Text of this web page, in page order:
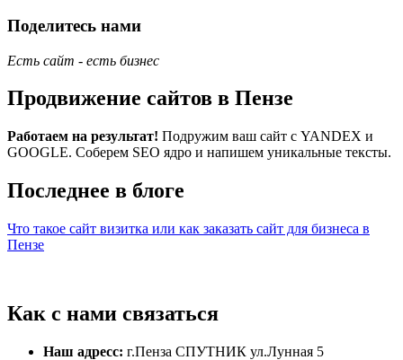
Поделитесь нами
Есть сайт - есть бизнес
Продвижение сайтов в Пензе
Работаем на результат! Подружим ваш сайт с YANDEX и
GOOGLE. Соберем SEO ядро и напишем уникальные тексты.
Последнее в блоге
Что такое сайт визитка или как заказать сайт для бизнеса в
Пензе
Как с нами связаться
Наш адресс: г.Пенза СПУТНИК ул.Лунная 5